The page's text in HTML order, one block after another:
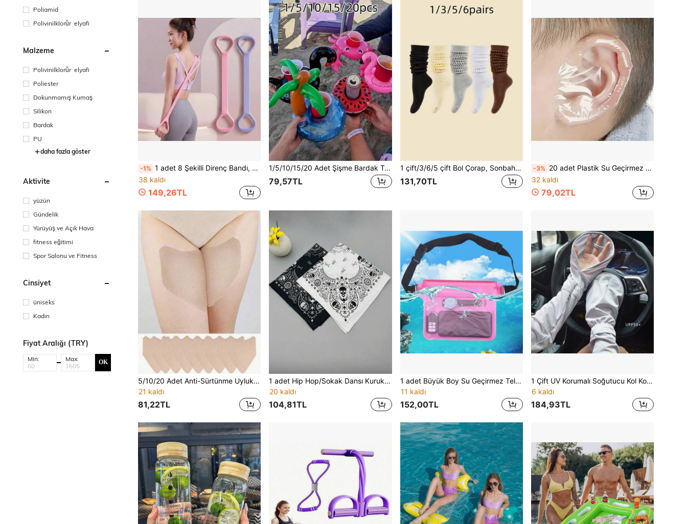
Poliamid
Polivinilklorůr elyafi
Malzeme
Polivinilklorůr elyafi
Poliester
Dokunmamış Kumaş
Silikon
Bardak
PU
daha fazla göster
Aktivite
yüzün
Gündelik
Yürüyüş ve Açık Hava
fitness eğitimi
Spor Salonu ve Fitness
Cinsiyet
üniseks
Kadın
Fiyat Aralığı (TRY)
Min: Max: OK
-1% 1 adet 8 Şekilli Direnç Bandı, Sırt Açıcı ve Omuz Çalıştırıcı, Evde Yoga Esneme Kayışı
38 kaldı
149,26TL
1/5/10/15/20 Adet Şişme Bardak Tutucu, Bardak Tabanı, Su Bardağı Matı, İçecek Bardağı Tutucu Tabanı, Yüzen Şişme Bardak Rafı İçecek Bardağı Matı, Havuz Partisi, Açık Hava Etkinlikleri ve Diğer Durumlar İçin Uygun
79,57TL
1 çift/3/6/5 çift Bol Çorap, Sonbahar/Kış Sıcak, Uzun Tüp, Balon Çorap, Renkli, Baldır, Kadın Spor Çorabı[Toplu Referans Görseli 8.9]
131,70TL
-3% 20 adet Plastik Su Geçirmez Kulak Tıkacı, Yüzme İçin Su Geçirmez Kulak Tıkacı, Plastik Su Geçirmez Kulak Koruma Tıkacı
32 kaldı
79,02TL
5/10/20 Adet Anti-Sürtünme Uyluk Bantları, Erkekler ve Kadınlar İçin Yazın Görünmez Sürtünme ve Sürtünme Yaralanmalarını Önlemek İçin, Kadınların Uylukları ve Bacakları İçin Esnek Yama, Rahat ve Koruyucu, Bel Kayışı, Etiket, E-Face Su Geçirmez Şeffaf Jel
21 kaldı
81,22TL
1 adet Hip Hop/Sokak Dansı Kurukafa Baskılı Bandana, Unisex Başlık, Açık Hava Sporları Yüz Maskesi
20 kaldı
104,81TL
1 adet Büyük Boy Su Geçirmez Telefon Çantası, Tekne/Yüzme İçin Su Geçirmez Bel Çantası, PVC Su Geçirmez Telefon Kılıfı
11 kaldı
152,00TL
1 Çift UV Korumalı Soğutucu Kol Kolluğu, Yazlık Sürüş İçin Bol At Nalı Tipi Kol Koruyucu, Nefes Alabilen UV Dayanımlı Kol Kılıfı
6 kaldı
184,93TL